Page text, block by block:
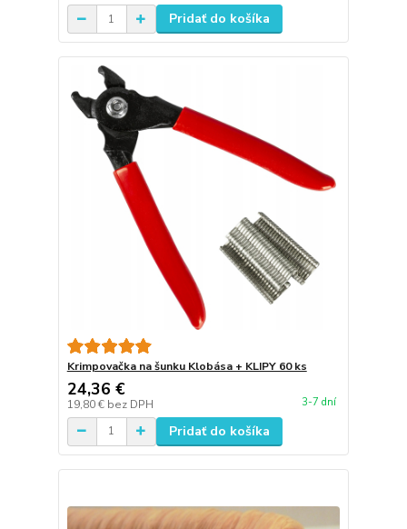
Pridať do košíka
Krimpovačka na šunku Klobása + KLIPY 60 ks
24,36 €
19,80 € bez DPH 3-7 dní
Pridať do košíka